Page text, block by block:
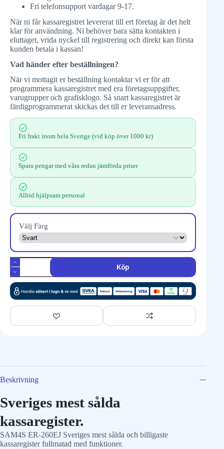
Fri telefonsupport vardagar 9-17.
När ni får kassaregistret levererat till ert företag är det helt
klar för användning. Ni behöver bara sätta kontakten i
eluttaget, vrida nyckel till registrering och direkt kan första
kunden betala i kassan!
Vad händer efter beställningen?
När vi mottagit er beställning kontaktar vi er för att
programmera kassaregistret med era företagsuppgifter,
varugrupper och grafisklogo. Så snart kassaregistret är
färdigprogrammerat skickas det till er leveransadress.
Fri frakt inom hela Sverige (vid köp över 1000 kr)
Spara pengar med våra redan jämförda priser
Alltid hjälpsam personal
Välj Färg
Köp
Beskrivning
Sveriges mest sålda
kassaregister.
SAM4S ER-260EJ Sveriges mest sålda och billigaste
kassaregister fullmatad med funktioner.